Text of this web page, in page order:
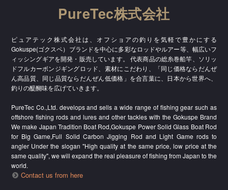
PureTec株式会社
ピュアテック株式会社は、オフショアの釣りを気軽で豊かにする
Gokuspe(ゴクスペ）ブランドを中心に多彩なロッドやルアー等、幅広いフ
ィッシングギアを開発・販売しています。 代表商品の総糸巻船竿、ソリッ
ドフルカーボンジギングロッド、素材にこだわり、「同じ価格ならだんぜ
ん高品質、同じ品質ならだんぜん低価格」を合言葉に、日本から世界へ、
釣りの醍醐味を広げていきます。
PureTec Co.,Ltd. develops and sells a wide range of fishing gear such as
offshore fishing rods and lures and other tackles with the Gokuspe Brand
We make Japan Tradition Boat Rod,Gokuspe Power Solid Glass Boat Rod
for Big Game,Full Solid Carbon Jigging Rod and Light Game rods to
angler Under the slogan "High quality at the same price, low price at the
same quality", we will expand the real pleasure of fishing from Japan to the
world.
Contact us from here